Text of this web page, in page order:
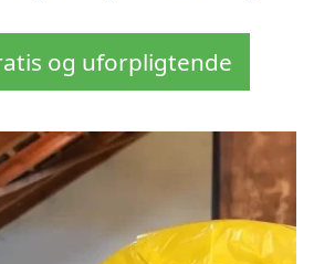
og uforpligtende